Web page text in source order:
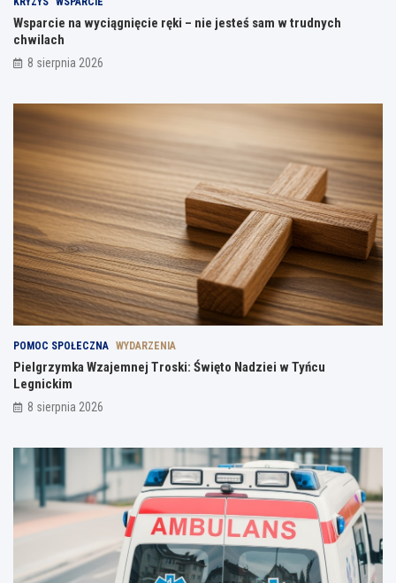
Wsparcie na wyciągnięcie ręki – nie jesteś sam w trudnych
chwilach
8 sierpnia 2026
POMOC SPOŁECZNA WYDARZENIA
Pielgrzymka Wzajemnej Troski: Święto Nadziei w Tyńcu
Legnickim
8 sierpnia 2026